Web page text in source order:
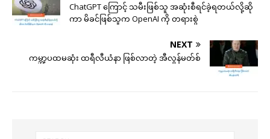
ChatGPT ကြောင့် သမီးဖြစ်သူ အဆုံးစီရင်ခဲ့ရတယ်လို့ဆို
ကာ မိခင်ဖြစ်သူက OpenAI ကို တရားစွဲ
NEXT
ကမ္ဘာ့ပထမဆုံး ထရီလီယံနာ ဖြစ်လာတဲ့ အီလွန်မတ်စ်